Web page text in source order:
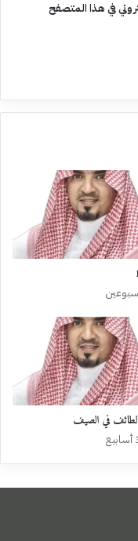
في هذا المتصفح
في الصيف